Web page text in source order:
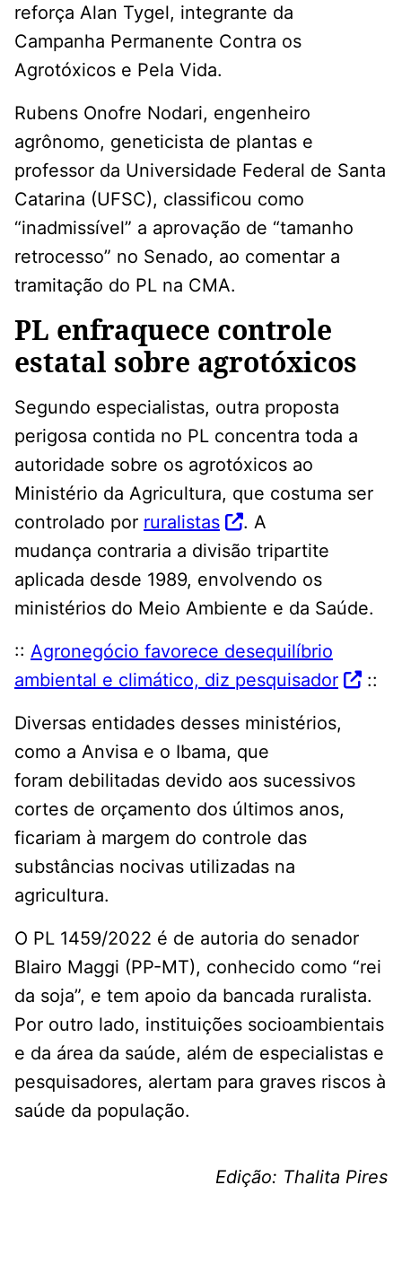
reforça Alan Tygel, integrante da
Campanha Permanente Contra os
Agrotóxicos e Pela Vida.
Rubens Onofre Nodari, engenheiro
agrônomo, geneticista de plantas e
professor da Universidade Federal de Santa
Catarina (UFSC), classificou como
“inadmissível” a aprovação de “tamanho
retrocesso” no Senado, ao comentar a
tramitação do PL na CMA.
PL enfraquece controle
estatal sobre agrotóxicos
Segundo especialistas, outra proposta
perigosa contida no PL concentra toda a
autoridade sobre os agrotóxicos ao
Ministério da Agricultura, que costuma ser
controlado por ruralistas
. A
mudança contraria a divisão tripartite
aplicada desde 1989, envolvendo os
ministérios do Meio Ambiente e da Saúde.
:: Agronegócio favorece desequilíbrio
ambiental e climático, diz pesquisador
::
Diversas entidades desses ministérios,
como a Anvisa e o Ibama, que
foram debilitadas devido aos sucessivos
cortes de orçamento dos últimos anos,
ficariam à margem do controle das
substâncias nocivas utilizadas na
agricultura.
O PL 1459/2022 é de autoria do senador
Blairo Maggi (PP-MT), conhecido como “rei
da soja”, e tem apoio da bancada ruralista.
Por outro lado, instituições socioambientais
e da área da saúde, além de especialistas e
pesquisadores, alertam para graves riscos à
saúde da população.
Edição: Thalita Pires